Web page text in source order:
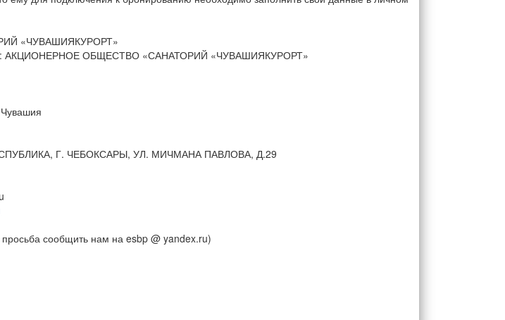
«ЧУВАШИЯКУРОРТ»
АКЦИОНЕРНОЕ ОБЩЕСТВО «САНАТОРИЙ «ЧУВАШИЯКУРОРТ»
Г. ЧЕБОКСАРЫ, УЛ. МИЧМАНА ПАВЛОВА, Д.29
сообщить нам на esbp @ yandex.ru)